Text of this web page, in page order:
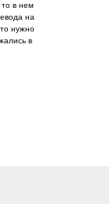
то в нем
на
нужно
в